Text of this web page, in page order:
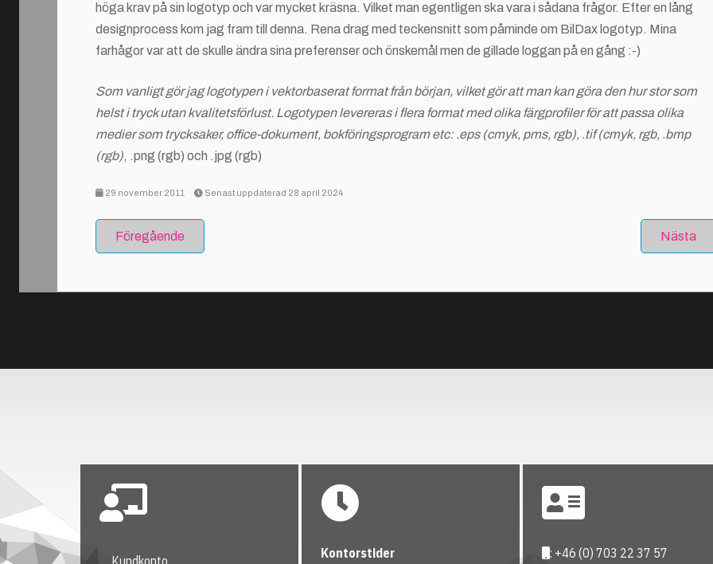
höga krav på sin logotyp och var mycket kräsna. Vilket man egentligen ska vara i sådana frågor. Efter en lång
designprocess kom jag fram till denna. Rena drag med teckensnitt som påminde om BilDax logotyp. Mina
farhågor var att de skulle ändra sina preferenser och önskemål men de gillade loggan på en gång :-)
Som vanligt gör jag logotypen i vektorbaserat format från början, vilket gör att man kan göra den hur stor som
helst i tryck utan kvalitetsförlust. Logotypen levereras i flera format med olika färgprofiler för att passa olika
medier som trycksaker, office-dokument, bokföringsprogram etc: .eps (cmyk, pms, rgb), .tif (cmyk, rgb, .bmp
(rgb), .png (rgb) och .jpg (rgb)
29 november 2011 Senast uppdaterad 28 april 2024
Föregående Nästa
Kundkonto Kontorstider : +46 (0) 703 22 37 57